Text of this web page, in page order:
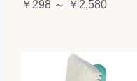
￥298 ～ ￥2,580